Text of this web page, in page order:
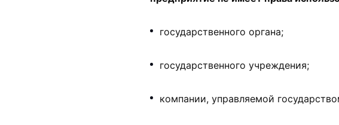
государственного органа;
государственного учреждения;
компании, управляемой